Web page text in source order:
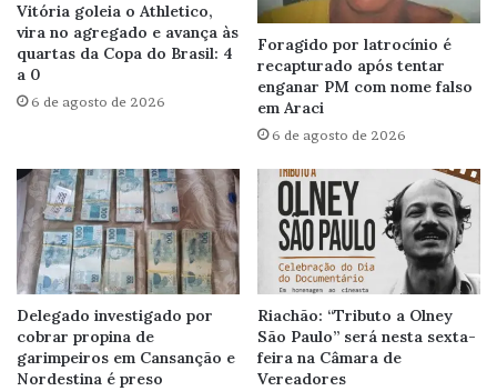
Vitória goleia o Athletico,
vira no agregado e avança às
quartas da Copa do Brasil: 4
a 0
6 de agosto de 2026
Foragido por latrocínio é
recapturado após tentar
enganar PM com nome falso
em Araci
6 de agosto de 2026
Delegado investigado por
cobrar propina de
garimpeiros em Cansanção e
Nordestina é preso
Riachão: “Tributo a Olney
São Paulo” será nesta sexta-
feira na Câmara de
Vereadores